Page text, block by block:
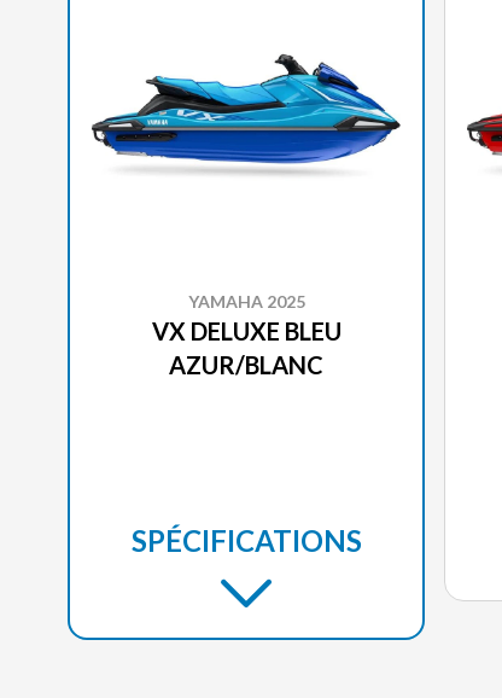
YAMAHA 2025
VX DELUXE BLEU
AZUR/BLANC
SPÉCIFICATIONS